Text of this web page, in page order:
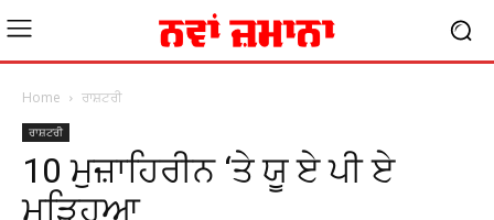
Home ਰਾਸ਼ਟਰੀ
ਰਾਸ਼ਟਰੀ
10 ਮੁਜ਼ਾਹਿਰੀਨ ‘ਤੇ ਯੂ ਏ ਪੀ ਏ
ਮੜਿ੍ਹਆ